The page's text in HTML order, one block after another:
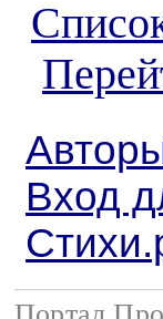
Вход